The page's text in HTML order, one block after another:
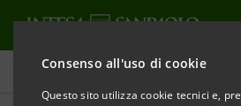
Consenso all'uso di cookie
Questo sito utilizza cookie tecnici e,
Comunicati stampa